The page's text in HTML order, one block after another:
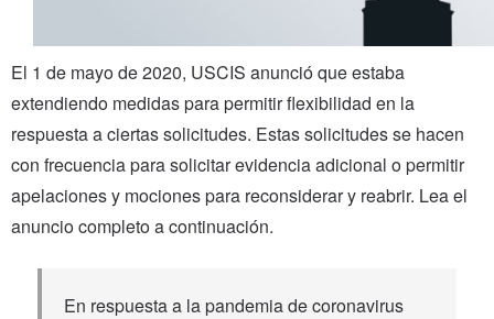
El 1 de mayo de 2020, USCIS anunció que estaba
extendiendo medidas para permitir flexibilidad en la
respuesta a ciertas solicitudes. Estas solicitudes se hacen
con frecuencia para solicitar evidencia adicional o permitir
apelaciones y mociones para reconsiderar y reabrir. Lea el
anuncio completo a continuación.
En respuesta a la pandemia de coronavirus